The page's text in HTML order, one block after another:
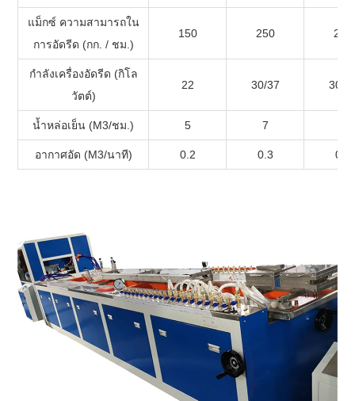
แม็กซ์ ความสามารถใน
การอัดรีด (กก. / ชม.)
150 250 250
กำลังเครื่องอัดรีด (กิโล
วัตต์)
22 30/37 30/
น้ำหล่อเย็น (M3/ชม.) 5 7
อากาศอัด (M3/นาที) 0.2 0.3 0.3